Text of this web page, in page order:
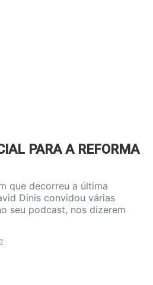
PARA A REFORMA
que decorreu a última
Dinis convidou várias
seu podcast, nos dizerem